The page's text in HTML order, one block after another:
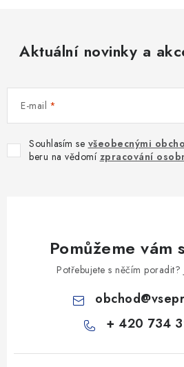
Aktuální novinky a
E-mail
Souhlasím se všeobecnými
beru na vědomí zpracování
Pomůžeme vám
Potřebujete s něčím poradit?
obchod@
+ 420 734